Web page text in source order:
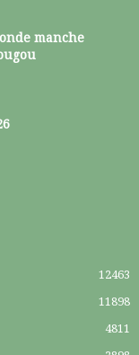
manche
12463
11898
4811